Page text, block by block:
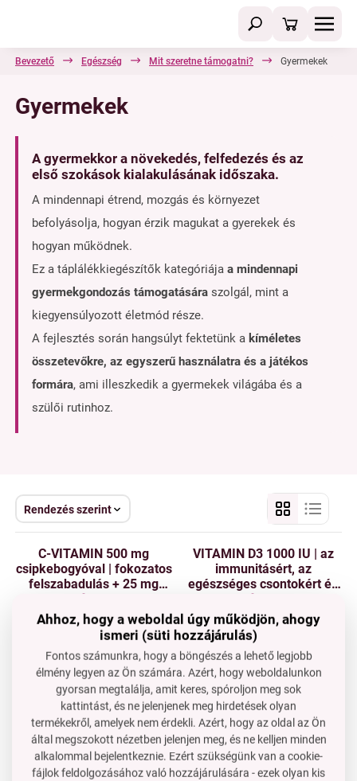
Bevezető Egészség Mit szeretne támogatni? Gyermekek
Gyermekek
A gyermekkor a növekedés, felfedezés és az
első szokások kialakulásának időszaka.
A mindennapi étrend, mozgás és környezet
befolyásolja, hogyan érzik magukat a gyerekek és
hogyan működnek.
Ez a táplálékkiegészítők kategóriájaa mindennapi
gyermekgondozás támogatására szolgál, mint a
kiegyensúlyozott életmód része.
A fejlesztés során hangsúlyt fektetünk a kíméletes
összetevőkre, az egyszerű használatra és a játékos
formára, ami illeszkedik a gyermekek világába és a
szülői rutinhoz.
Rendezés szerint
C-VITAMIN 500 mg
csipkebogyóval | fokozatos
felszabadulás + 25 mg
csipkebogyó kivonat | 100
kapszula
Ár neked
4 890 Ft
A kosárba
Raktáron
VITAMIN D3 1000 IU | az
immunitásért, az
egészséges csontokért és
a vitalitásért
Ár neked
5 890 Ft
A kosárba
Raktáron
VITA GUMMIES KIDS |
Multivitaminos gumimacik
gyerekeknek | immunitás,
növekedés & energia |
rágógumi ízű alma | 60 db
14 PE
Ár neked
6 890 Ft
Ahhoz, hogy a weboldal úgy működjön, ahogy
ismeri (süti hozzájárulás)
Fontos számunkra, hogy a böngészés a lehető legjobb
élmény legyen az Ön számára. Azért, hogy weboldalunkon
gyorsan megtalálja, amit keres, spóroljon meg sok
kattintást, és ne jelenjenek meg hirdetések olyan
termékekről, amelyek nem érdekli. Azért, hogy az oldal az Ön
által megszokott nézetben jelenjen meg, és ne kelljen minden
alkalommal bejelentkeznie. Ezért szükségünk van a cookie-
fájlok feldolgozásához való hozzájárulására - ezek olyan kis